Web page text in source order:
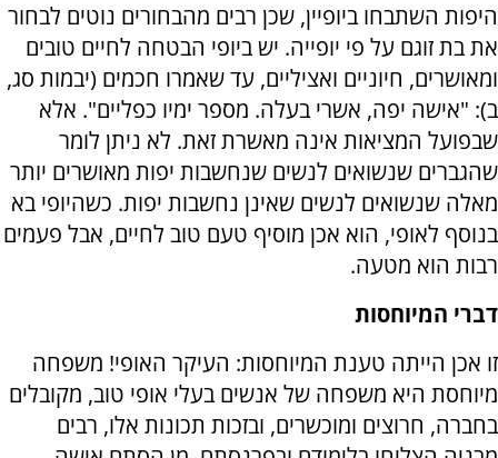
היפות השתבחו ביופיין, שכן רבים מהבחורים נוטים לבחור
את בת זוגם על פי יופייה. יש ביופי הבטחה לחיים טובים
ומאושרים, חיוניים ואציליים, עד שאמרו חכמים (יבמות סג,
ב): "אישה יפה, אשרי בעלה. מספר ימיו כפליים". אלא
שבפועל המציאות אינה מאשרת זאת. לא ניתן לומר
שהגברים שנשואים לנשים שנחשבות יפות מאושרים יותר
מאלה שנשואים לנשים שאינן נחשבות יפות. כשהיופי בא
בנוסף לאופי, הוא אכן מוסיף טעם טוב לחיים, אבל פעמים
רבות הוא מטעה.
דברי המיוחסות
זו אכן הייתה טענת המיוחסות: העיקר האופי! משפחה
מיוחסת היא משפחה של אנשים בעלי אופי טוב, מקובלים
בחברה, חרוצים ומוכשרים, ובזכות תכונות אלו, רבים